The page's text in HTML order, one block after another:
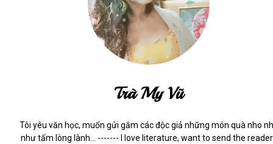
Trà My Vũ
Tôi yêu văn học, muốn gửi gắm các độc giả những món quà nho
như tấm lòng lành... ------- I love literature, want to send the